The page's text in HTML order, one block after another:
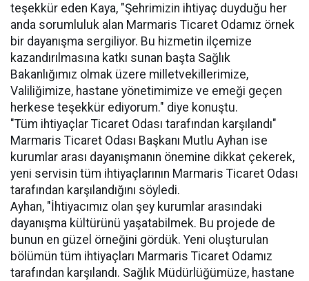
teşekkür eden Kaya, "Şehrimizin ihtiyaç duyduğu her
anda sorumluluk alan Marmaris Ticaret Odamız örnek
bir dayanışma sergiliyor. Bu hizmetin ilçemize
kazandırılmasına katkı sunan başta Sağlık
Bakanlığımız olmak üzere milletvekillerimize,
Valiliğimize, hastane yönetimimize ve emeği geçen
herkese teşekkür ediyorum." diye konuştu.
"Tüm ihtiyaçlar Ticaret Odası tarafından karşılandı"
Marmaris Ticaret Odası Başkanı Mutlu Ayhan ise
kurumlar arası dayanışmanın önemine dikkat çekerek,
yeni servisin tüm ihtiyaçlarının Marmaris Ticaret Odası
tarafından karşılandığını söyledi.
Ayhan, "İhtiyacımız olan şey kurumlar arasındaki
dayanışma kültürünü yaşatabilmek. Bu projede de
bunun en güzel örneğini gördük. Yeni oluşturulan
bölümün tüm ihtiyaçları Marmaris Ticaret Odamız
tarafından karşılandı. Sağlık Müdürlüğümüze, hastane